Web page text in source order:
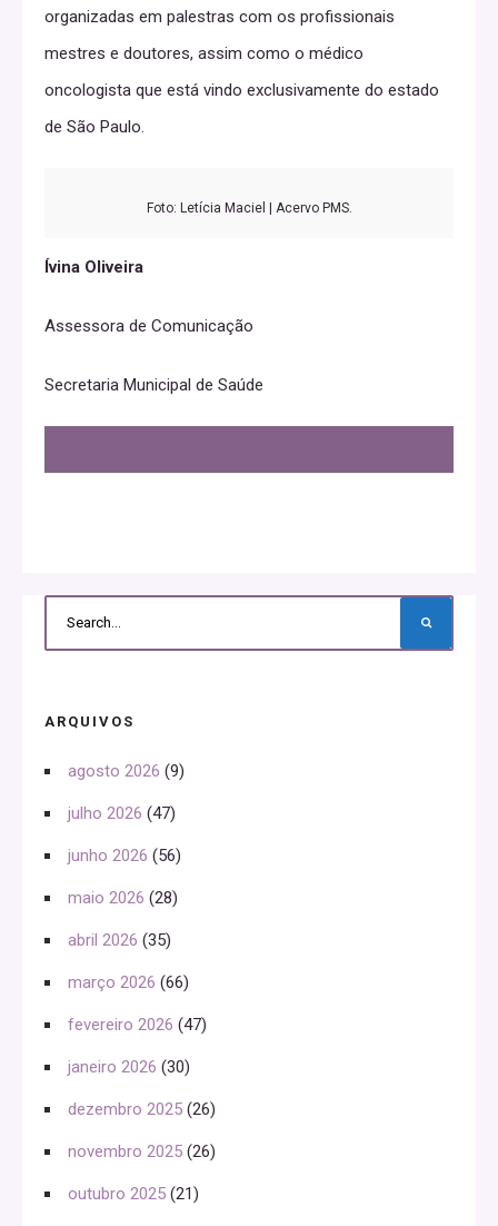
organizadas em palestras com os profissionais
mestres e doutores, assim como o médico
oncologista que está vindo exclusivamente do estado
de São Paulo.
Foto: Letícia Maciel | Acervo PMS.
Ívina Oliveira
Assessora de Comunicação
Secretaria Municipal de Saúde
ARQUIVOS
agosto 2026 (9)
julho 2026 (47)
junho 2026 (56)
maio 2026 (28)
abril 2026 (35)
março 2026 (66)
fevereiro 2026 (47)
janeiro 2026 (30)
dezembro 2025 (26)
novembro 2025 (26)
outubro 2025 (21)